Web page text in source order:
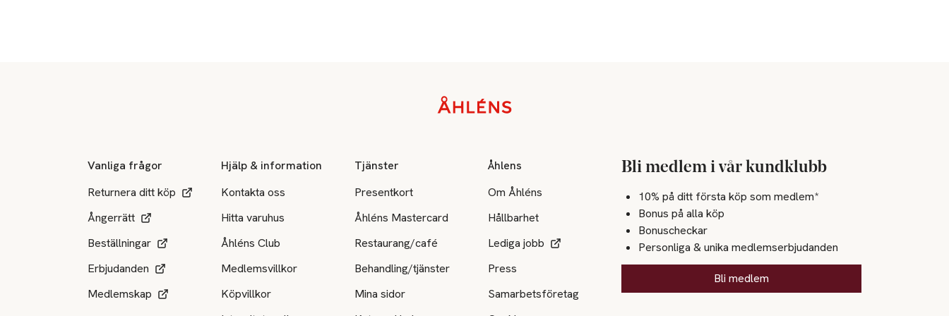
Vanliga frågor
Returnera ditt köp
Ångerrätt
Beställningar
Erbjudanden
Medlemskap
Hjälp & information
Kontakta oss
Hitta varuhus
Åhléns Club
Medlemsvillkor
Köpvillkor
Tjänster
Presentkort
Åhléns Mastercard
Restaurang/café
Behandling/tjänster
Mina sidor
Åhlens
Om Åhléns
Hållbarhet
Lediga jobb
Press
Samarbetsföretag
Bli medlem i vår kundklubb
10% på ditt första köp som medlem*
Bonus på alla köp
Bonuscheckar
Personliga & unika medlemserbjudanden
Bli medlem